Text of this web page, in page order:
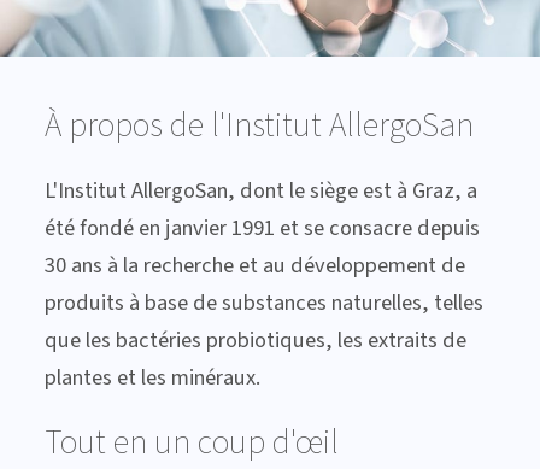
À propos de l'Institut AllergoSan
L'Institut AllergoSan, dont le siège est à Graz, a
été fondé en janvier 1991 et se consacre depuis
30 ans à la recherche et au développement de
produits à base de substances naturelles, telles
que les bactéries probiotiques, les extraits de
plantes et les minéraux.
Tout en un coup d'œil